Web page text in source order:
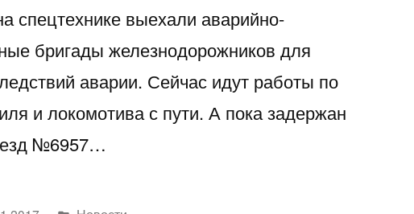
спецтехнике выехали аварийно-
бригады железнодорожников для
аварии. Сейчас идут работы по
и локомотива с пути. А пока задержан
№6957…